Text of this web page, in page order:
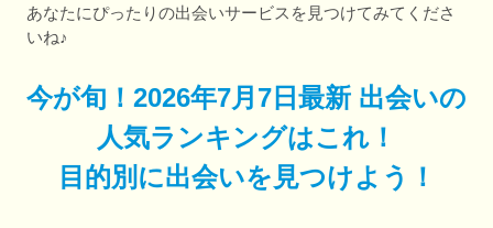
あなたにぴったりの出会いサービスを見つけてみてくださ
いね♪
今が旬！2026年7月7日最新 出会いの
人気ランキングはこれ！
目的別に出会いを見つけよう！